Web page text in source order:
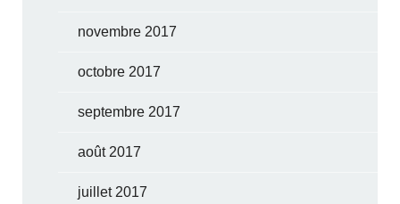
novembre 2017
octobre 2017
septembre 2017
août 2017
juillet 2017